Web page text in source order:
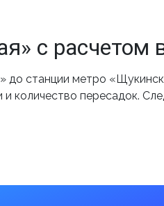
с расчетом
станции метро
пересадок.